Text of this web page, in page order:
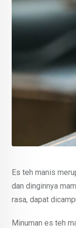
Es teh manis
dan dinginnya
rasa, dapat
Minuman es teh